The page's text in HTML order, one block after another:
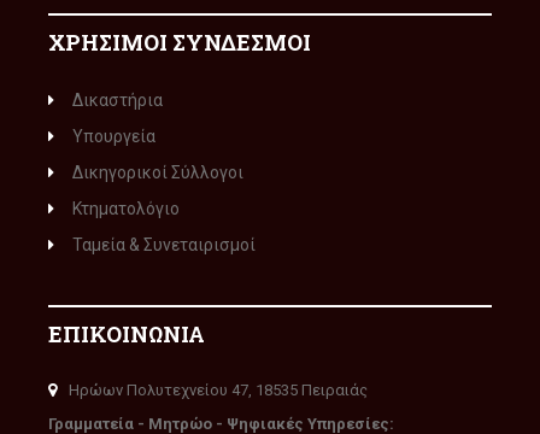
ΧΡΗΣΙΜΟΙ ΣΥΝΔΕΣΜΟΙ
Δικαστήρια
Υπουργεία
Δικηγορικοί Σύλλογοι
Κτηματολόγιο
Ταμεία & Συνεταιρισμοί
ΕΠΙΚΟΙΝΩΝΙΑ
Ηρώων Πολυτεχνείου 47, 18535 Πειραιάς
Γραμματεία - Μητρώο - Ψηφιακές Υπηρεσίες: